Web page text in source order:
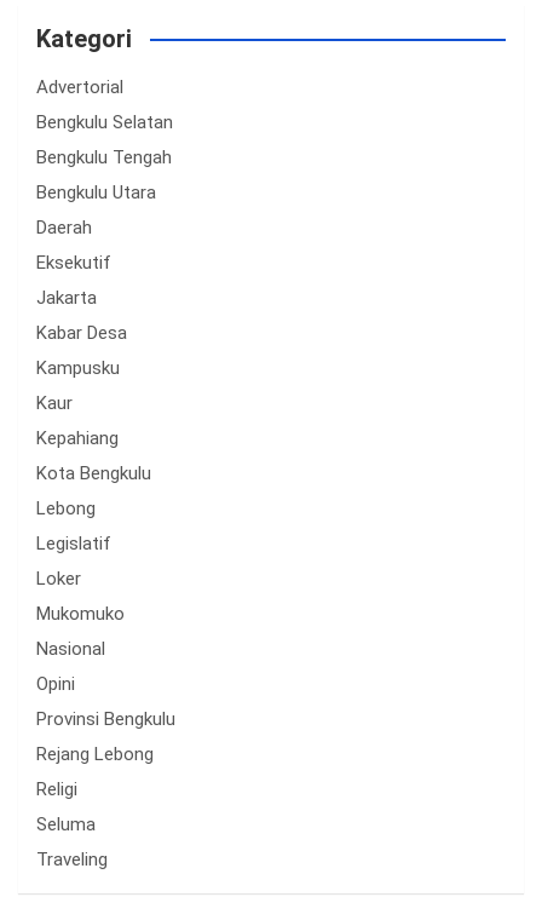
Kategori
Advertorial
Bengkulu Selatan
Bengkulu Tengah
Bengkulu Utara
Daerah
Eksekutif
Jakarta
Kabar Desa
Kampusku
Kaur
Kepahiang
Kota Bengkulu
Lebong
Legislatif
Loker
Mukomuko
Nasional
Opini
Provinsi Bengkulu
Rejang Lebong
Religi
Seluma
Traveling